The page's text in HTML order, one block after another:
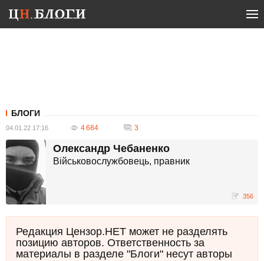
БЛОГИ
04.01.22 17:16 4 684 3
Олександр Чебаненко
Військовослужбовець, правник
356
Редакция Цензор.НЕТ может не разделять
позицию авторов. Ответственность за
материалы в разделе "Блоги" несут авторы